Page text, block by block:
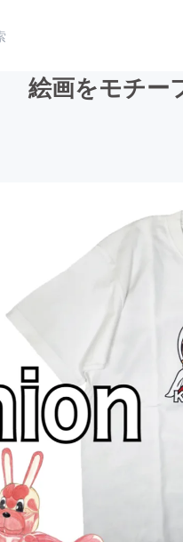
音
ガジェット
域活性化
絵画をモチー